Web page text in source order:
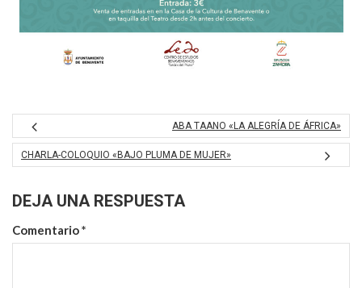
ABA TAANO «LA ALEGRÍA DE ÁFRICA»
CHARLA-COLOQUIO «BAJO PLUMA DE MUJER»
DEJA UNA RESPUESTA
Comentario*